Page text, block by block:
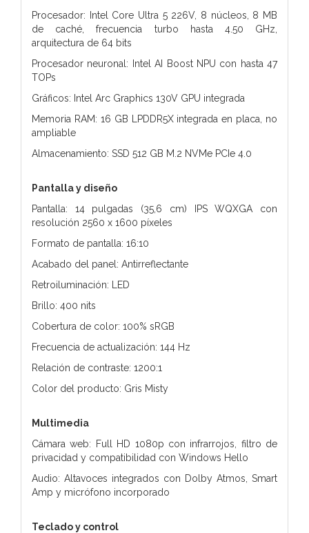
Procesador: Intel Core Ultra 5 226V, 8 núcleos, 8 MB
de caché, frecuencia turbo hasta 4.50 GHz,
arquitectura de 64 bits
Procesador neuronal: Intel AI Boost NPU con hasta 47
TOPs
Gráficos: Intel Arc Graphics 130V GPU integrada
Memoria RAM: 16 GB LPDDR5X integrada en placa, no
ampliable
Almacenamiento: SSD 512 GB M.2 NVMe PCIe 4.0
Pantalla y diseño
Pantalla: 14 pulgadas (35,6 cm) IPS WQXGA con
resolución 2560 x 1600 píxeles
Formato de pantalla: 16:10
Acabado del panel: Antirreflectante
Retroiluminación: LED
Brillo: 400 nits
Cobertura de color: 100% sRGB
Frecuencia de actualización: 144 Hz
Relación de contraste: 1200:1
Color del producto: Gris Misty
Multimedia
Cámara web: Full HD 1080p con infrarrojos, filtro de
privacidad y compatibilidad con Windows Hello
Audio: Altavoces integrados con Dolby Atmos, Smart
Amp y micrófono incorporado
Teclado y control